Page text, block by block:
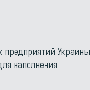
предприятий Украины
наполнения